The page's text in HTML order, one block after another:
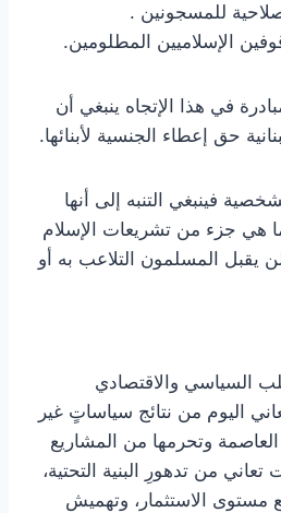
للمسجونين .
الإسلاميين المطلومين.
مبادرة في هذا الإتجاه ينبغي أن
حق إعطاء الجنسية لأبنائها.
فينبغي التنبه إلى أنها
هي جزء من تشريعات الإسلام
يقبل المسلمون التلاعب به أو
السياسي والاقتصادي
اليوم من نتائج سياساتٍ غير
وتحرمها من المشاريع
تعاني من تدهورِ البنية التحتية،
مستوى الاستثمار، وتهميش